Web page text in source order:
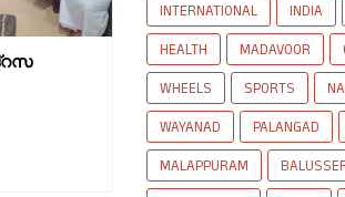
INTERNATIONAL
INDIA
HEALTH
MADAVOOR
WHEELS
SPORTS
WAYANAD
PALANGAD
MALAPPURAM